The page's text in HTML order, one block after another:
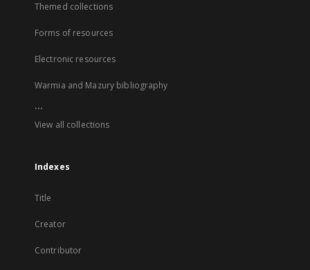
Themed collections
Forms of resources
Electronic resources
Warmia and Mazury bibliography
...
View all collections
Indexes
Title
Creator
Contributor